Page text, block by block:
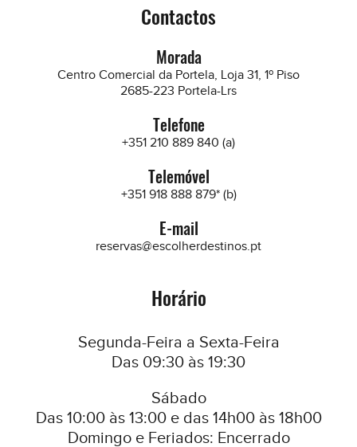
Contactos
Morada
Centro Comercial da Portela, Loja 31, 1º Piso
2685-223 Portela-Lrs
Telefone
+351 210 889 840 (a)
Telemóvel
+351 918 888 879* (b)
E-mail
reservas@escolherdestinos.pt
Horário
Segunda-Feira a Sexta-Feira
Das 09:30 às 19:30
Sábado
Das 10:00 às 13:00 e das 14h00 às 18h00
Domingo e Feriados: Encerrado